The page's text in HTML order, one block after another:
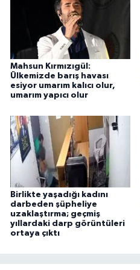
Mahsun Kırmızıgül:
Ülkemizde barış havası
esiyor umarım kalıcı olur,
umarım yapıcı olur
Birlikte yaşadığı kadını
darbeden şüpheliye
uzaklaştırma; geçmiş
yıllardaki darp görüntüleri
ortaya çıktı